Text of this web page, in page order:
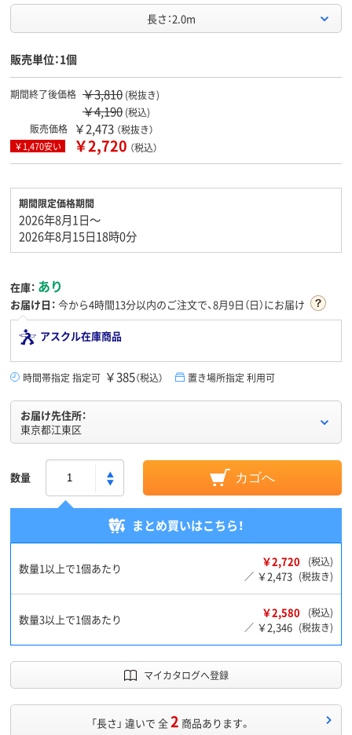
長さ：2.0m
販売単位：1個
期間終了後価格 ￥3,810 (税抜き)
￥4,190 (税込)
販売価格
￥2,473 （税抜き）
￥1,470安い ￥2,720 （税込）
期間限定価格期間
2026年8月1日～
2026年8月15日18時0分
在庫： あり
お届け日： 今から4時間13分以内のご注文で、8月9日（日）にお届け
アスクル在庫商品
時間帯指定 指定可 ￥385（税込） 置き場所指定 利用可
お届け先住所：
東京都江東区
数量 カゴへ
まとめ買いはこちら！
数量1以上で1個あたり ￥2,720
(税込)
／ ￥2,473 (税抜き)
数量3以上で1個あたり ￥2,580
(税込)
／ ￥2,346 (税抜き)
マイカタログへ登録
「長さ」 違いで 全2 商品あります。